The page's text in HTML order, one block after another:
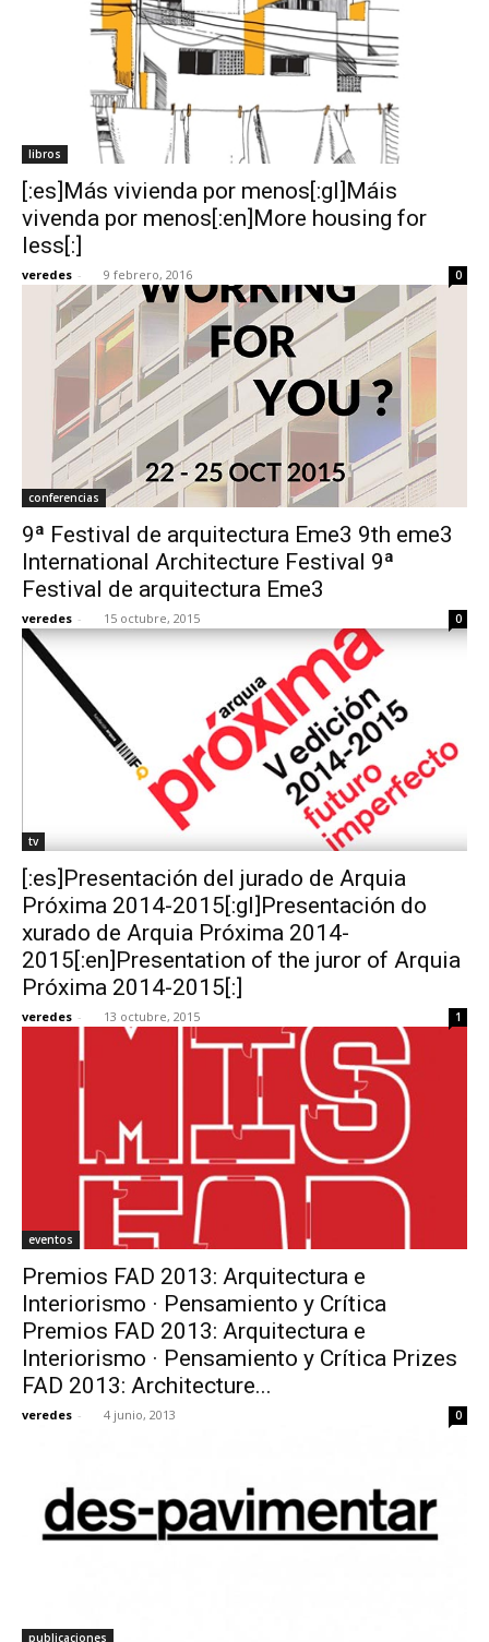
libros
[:es]Más vivienda por menos[:gl]Máis
vivenda por menos[:en]More housing for
less[:]
veredes - 9 febrero, 2016 0
conferencias
9ª Festival de arquitectura Eme3 9th eme3
International Architecture Festival 9ª
Festival de arquitectura Eme3
veredes - 15 octubre, 2015 0
tv
[:es]Presentación del jurado de Arquia
Próxima 2014-2015[:gl]Presentación do
xurado de Arquia Próxima 2014-
2015[:en]Presentation of the juror of Arquia
Próxima 2014-2015[:]
veredes - 13 octubre, 2015 1
eventos
Premios FAD 2013: Arquitectura e
Interiorismo · Pensamiento y Crítica
Premios FAD 2013: Arquitectura e
Interiorismo · Pensamiento y Crítica Prizes
FAD 2013: Architecture...
veredes - 4 junio, 2013 0
publicaciones